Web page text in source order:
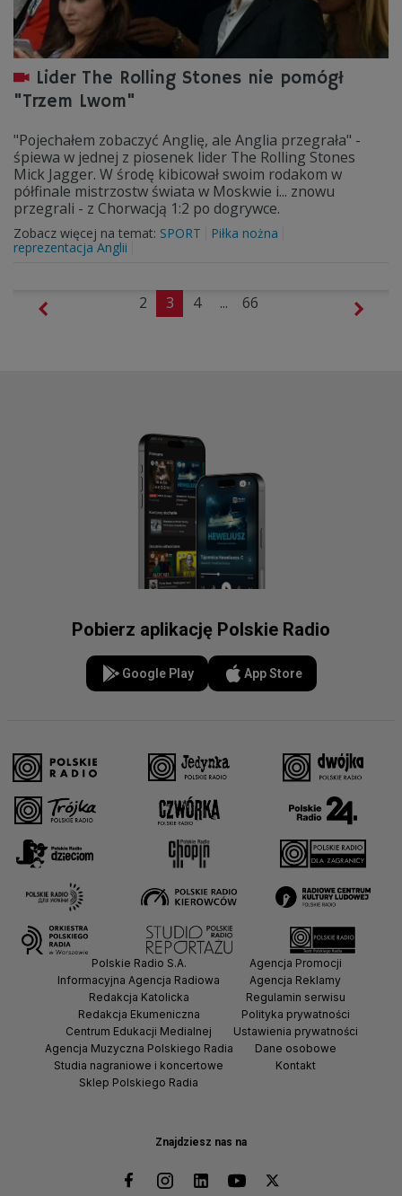
Lider The Rolling Stones nie pomógł
"Trzem Lwom"
"Pojechałem zobaczyć Anglię, ale Anglia przegrała" -
śpiewa w jednej z piosenek lider The Rolling Stones
Mick Jagger. W środę kibicował swoim rodakom w
półfinale mistrzostw świata w Moskwie i... znowu
przegrali - z Chorwacją 1:2 po dogrywce.
Zobacz więcej na temat: SPORT
Piłka nożna
reprezentacja Anglii
2 3 4 ... 66
Pobierz aplikację Polskie Radio
Google Play App Store
Znajdziesz nas na
Polskie Radio S.A.
Informacyjna Agencja Radiowa
Redakcja Katolicka
Redakcja Ekumeniczna
Centrum Edukacji Medialnej
Agencja Muzyczna Polskiego Radia
Studia nagraniowe i koncertowe
Sklep Polskiego Radia
Agencja Promocji
Agencja Reklamy
Regulamin serwisu
Polityka prywatności
Ustawienia prywatności
Dane osobowe
Kontakt